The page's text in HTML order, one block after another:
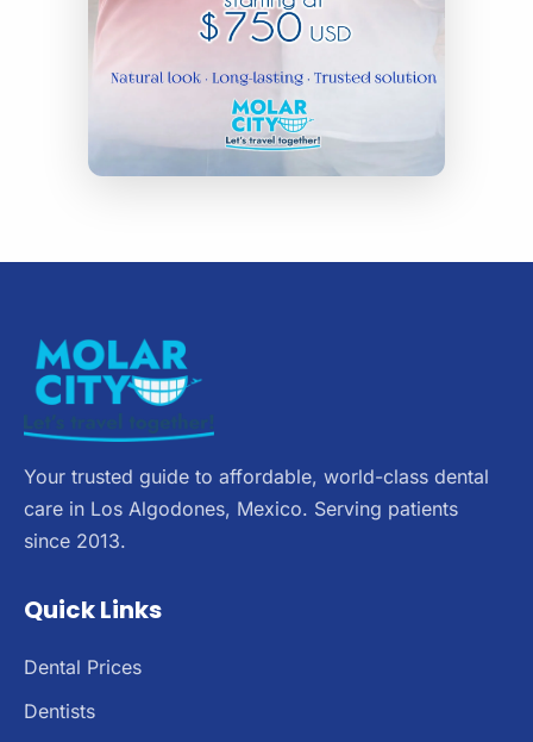
Your trusted guide to affordable, world-class dental
care in Los Algodones, Mexico. Serving patients
since 2013.
Quick Links
Dental Prices
Dentists